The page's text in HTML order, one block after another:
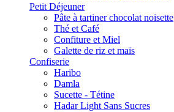
Petit Déjeuner
Pâte à tartiner chocolat noisette
Thé et Café
Confiture et Miel
Galette de riz et maïs
Confiserie
Haribo
Damla
Sucette - Tétine
Hadar Light Sans Sucres